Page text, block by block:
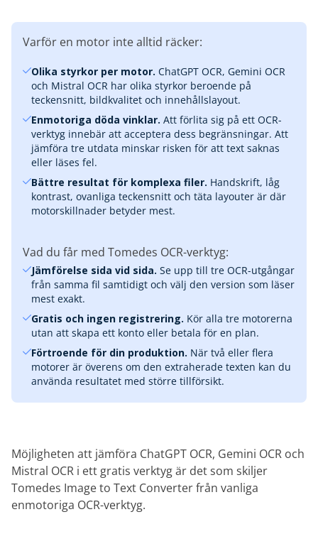
Varför en motor inte alltid räcker:
Olika styrkor per motor. ChatGPT OCR, Gemini OCR
och Mistral OCR har olika styrkor beroende på
teckensnitt, bildkvalitet och innehållslayout.
Enmotoriga döda vinklar. Att förlita sig på ett OCR-
verktyg innebär att acceptera dess begränsningar. Att
jämföra tre utdata minskar risken för att text saknas
eller läses fel.
Bättre resultat för komplexa filer. Handskrift, låg
kontrast, ovanliga teckensnitt och täta layouter är där
motorskillnader betyder mest.
Vad du får med Tomedes OCR-verktyg:
Jämförelse sida vid sida. Se upp till tre OCR-utgångar
från samma fil samtidigt och välj den version som läser
mest exakt.
Gratis och ingen registrering. Kör alla tre motorerna
utan att skapa ett konto eller betala för en plan.
Förtroende för din produktion. När två eller flera
motorer är överens om den extraherade texten kan du
använda resultatet med större tillförsikt.
Möjligheten att jämföra ChatGPT OCR, Gemini OCR och
Mistral OCR i ett gratis verktyg är det som skiljer
Tomedes Image to Text Converter från vanliga
enmotoriga OCR-verktyg.